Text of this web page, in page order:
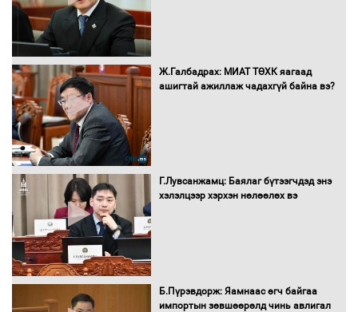
Нөөцийн махны худалдаа,
Монгол Улс “COP17”-д “Тал хээрийн
төлөвлөгөө”-гөө танилцуулна
худалдан авах журмыг баталлаа
Ж.Галбадрах: МИАТ ТӨХК яагаад
ашигтай ажиллаж чадахгүй байна вэ?
Г.Лувсанжамц: Баялаг бүтээгчдэд энэ
хэлэлцээр хэрхэн нөлөөлөх вэ
Б.Пүрэвдорж: Яамнаас өгч байгаа
импортын зөвшөөрөлд чинь авлигал